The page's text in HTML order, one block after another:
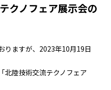
クノフェア展示会の
りますが、2023年10月19日
北陸技術交流テクノフェア